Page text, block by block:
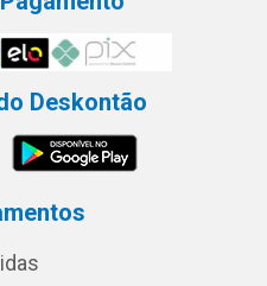
Deskontão